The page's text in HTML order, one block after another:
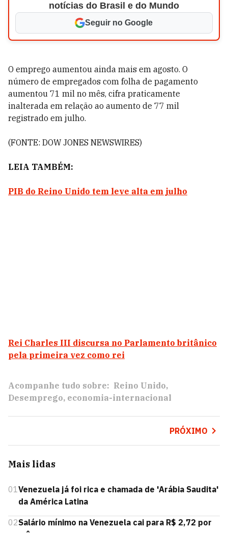
notícias do Brasil e do Mundo
Seguir no Google
O emprego aumentou ainda mais em agosto. O
número de empregados com folha de pagamento
aumentou 71 mil no mês, cifra praticamente
inalterada em relação ao aumento de 77 mil
registrado em julho.
(FONTE: DOW JONES NEWSWIRES)
LEIA TAMBÉM:
PIB do Reino Unido tem leve alta em julho
Rei Charles III discursa no Parlamento britânico
pela primeira vez como rei
Acompanhe tudo sobre: Reino Unido
Desemprego economia-internacional
PRÓXIMO
Mais lidas
01Venezuela já foi rica e chamada de 'Arábia Saudita'
da América Latina
02Salário mínimo na Venezuela cai para R$ 2,72 por